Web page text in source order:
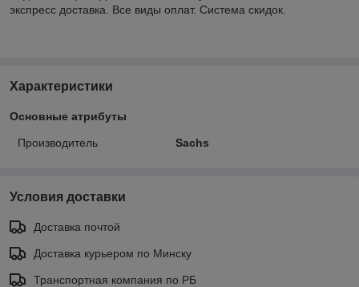
экспресс доставка. Все виды оплат. Система скидок.
Характеристики
Основные атрибуты
Производитель Sachs
Условия доставки
Доставка почтой
Доставка курьером по Минску
Транспортная компания по РБ